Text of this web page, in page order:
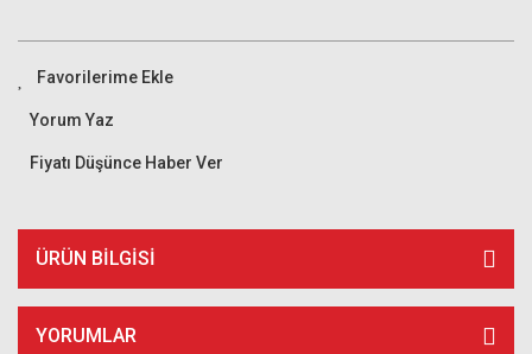
Yorum Yaz
Fiyatı Düşünce Haber Ver
ÜRÜN BILGISI
YORUMLAR